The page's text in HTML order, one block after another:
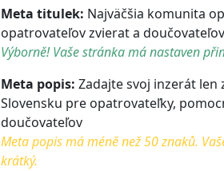
Meta titulek: Najväčšia komunita
opatrovateľov zvierat a
Výborně! Vaše stránka má nastaven
Meta popis: Zadajte svoj inzerát len
Slovensku pre opatrovateľky,
doučovateľov
Meta popis má méně než 50 znaků.
krátký.